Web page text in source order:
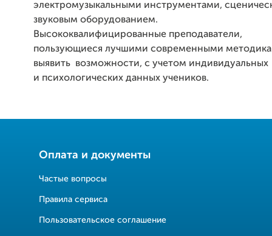
электромузыкальными инструментами,
звуковым оборудованием.
Высококвалифицированные преподаватели,
пользующиеся лучшими современными
выявить возможности, с учетом индивидуальных
и психологических данных учеников.
Оплата и документы
Частые вопросы
Правила сервиса
Пользовательское соглашение